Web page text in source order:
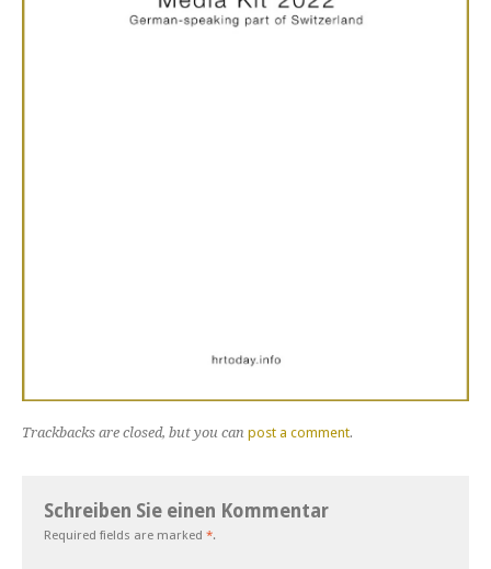
Trackbacks are closed, but you can post a comment.
Schreiben Sie einen Kommentar
Required fields are marked *.